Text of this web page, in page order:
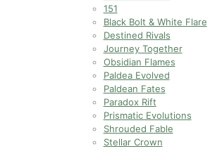
151
Black Bolt & White Flare
Destined Rivals
Journey Together
Obsidian Flames
Paldea Evolved
Paldean Fates
Paradox Rift
Prismatic Evolutions
Shrouded Fable
Stellar Crown